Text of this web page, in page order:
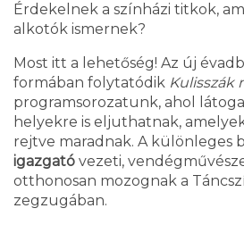
Érdekelnek a színházi titkok,
alkotók ismernek?
Most itt a lehetőség! Az új
formában folytatódik Kulisszák
programsorozatunk, ahol
helyekre is eljuthatnak,
rejtve maradnak. A különleges
igazgató vezeti,
otthonosan mozognak a
zegzugában.